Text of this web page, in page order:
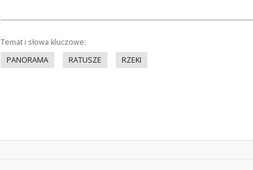
Temat i słowa kluczowe:
PANORAMA
RATUSZE RZEKI